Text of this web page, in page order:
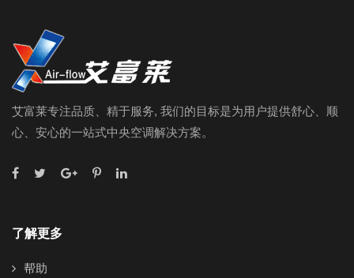
艾富莱专注品质、精于服务, 我们的目标是为用户提供舒心、顺
心、安心的一站式中央空调解决方案。
了解更多
帮助